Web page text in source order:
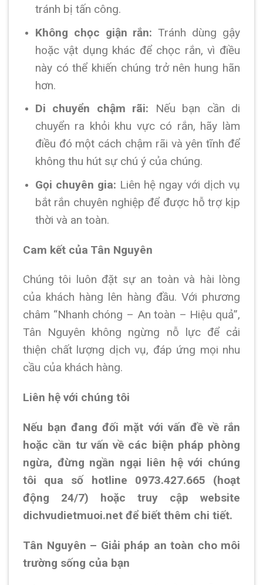
tránh bị tấn công.
Không chọc giận rắn: Tránh dùng gậy
hoặc vật dụng khác để chọc rắn, vì điều
này có thể khiến chúng trở nên hung hãn
hơn.
Di chuyển chậm rãi: Nếu bạn cần di
chuyển ra khỏi khu vực có rắn, hãy làm
điều đó một cách chậm rãi và yên tĩnh để
không thu hút sự chú ý của chúng.
Gọi chuyên gia: Liên hệ ngay với dịch vụ
bắt rắn chuyên nghiệp để được hỗ trợ kịp
thời và an toàn.
Cam kết của Tân Nguyên
Chúng tôi luôn đặt sự an toàn và hài lòng
của khách hàng lên hàng đầu. Với phương
châm “Nhanh chóng – An toàn – Hiệu quả”,
Tân Nguyên không ngừng nỗ lực để cải
thiện chất lượng dịch vụ, đáp ứng mọi nhu
cầu của khách hàng.
Liên hệ với chúng tôi
Nếu bạn đang đối mặt với vấn đề về rắn
hoặc cần tư vấn về các biện pháp phòng
ngừa, đừng ngần ngại liên hệ với chúng
tôi qua số hotline 0973.427.665 (hoạt
động 24/7) hoặc truy cập website
dichvudietmuoi.net để biết thêm chi tiết.
Tân Nguyên – Giải pháp an toàn cho môi
trường sống của bạn